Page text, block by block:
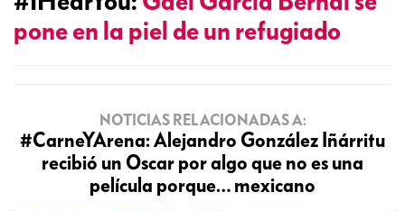
pone en la piel de un refugiado
NOTICIAS RELACIONADAS A:
#CarneYArena: Alejandro González Iñárritu
recibió un Oscar por algo que no es una
película porque… mexicano